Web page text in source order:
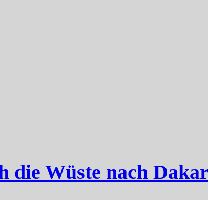
die Wüste nach